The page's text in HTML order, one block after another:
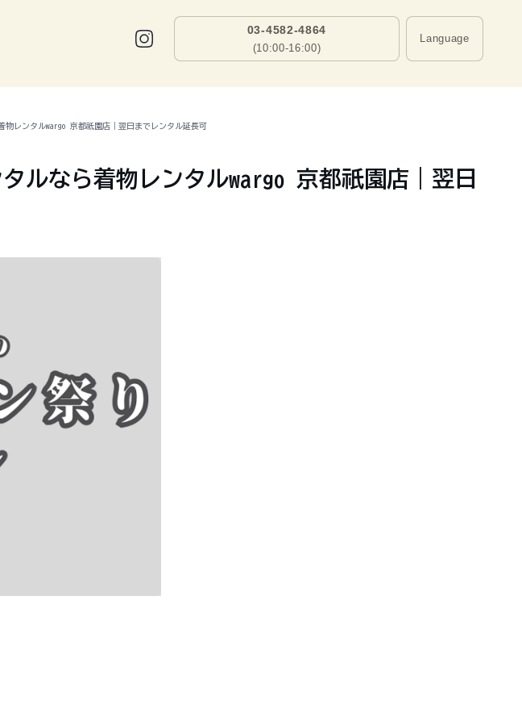
03-4582-4864
(10:00-16:00)
Language
物レンタルwargo 京都祇園店｜翌日までレンタル延長可
ルなら着物レンタルwargo 京都祇園店｜翌日